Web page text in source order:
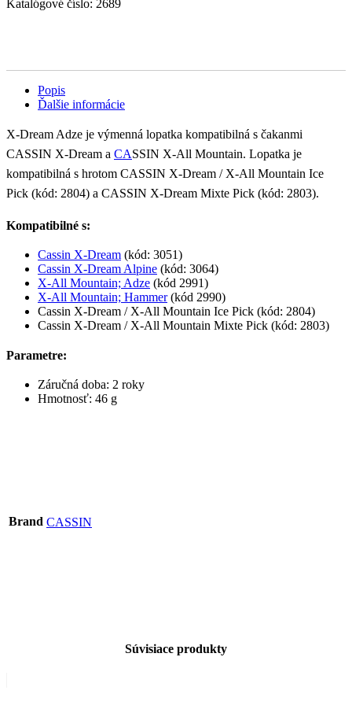
Katalógové číslo: 2689
Popis
Ďalšie informácie
X-Dream Adze je výmenná lopatka kompatibilná s čakanmi
CASSIN X-Dream a CASSIN X-All Mountain. Lopatka je
kompatibilná s hrotom CASSIN X-Dream / X-All Mountain Ice
Pick (kód: 2804) a CASSIN X-Dream Mixte Pick (kód: 2803).
Kompatibilné s:
Cassin X-Dream (kód: 3051)
Cassin X-Dream Alpine (kód: 3064)
X-All Mountain; Adze (kód 2991)
X-All Mountain; Hammer(kód 2990)
Cassin X-Dream / X-All Mountain Ice Pick (kód: 2804)
Cassin X-Dream / X-All Mountain Mixte Pick (kód: 2803)
Parametre:
Záručná doba: 2 roky
Hmotnosť: 46 g
Brand CASSIN
Súvisiace produkty